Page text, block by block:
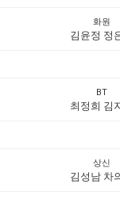
화원
김윤정 정
BT
최정희 김
상신
김성남 차